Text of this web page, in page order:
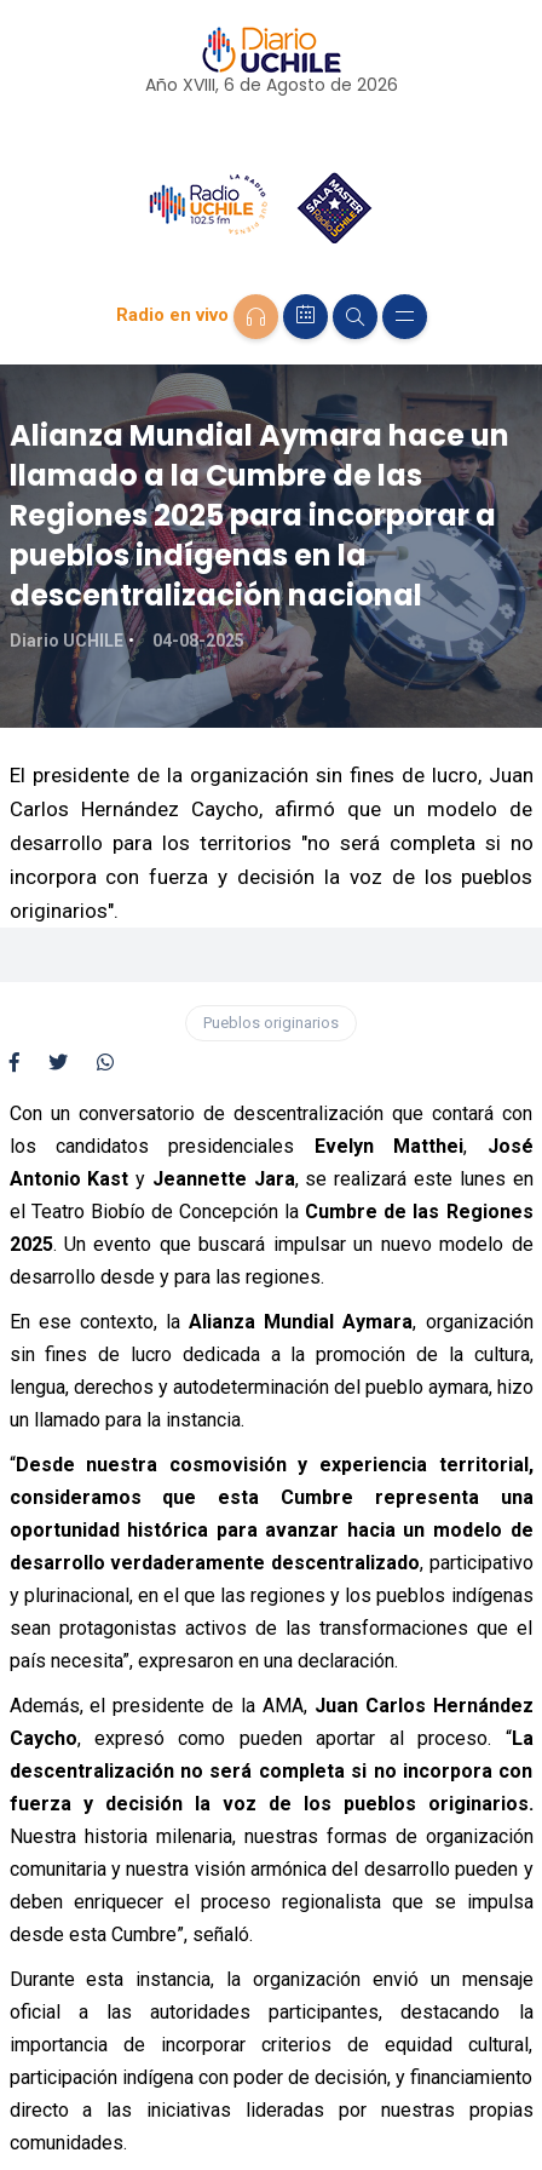
Año XVIII, 6 de Agosto de 2026
Radio en vivo
Alianza Mundial Aymara hace un
llamado a la Cumbre de las
Regiones 2025 para incorporar a
pueblos indígenas en la
descentralización nacional
Diario UCHILE 04-08-2025
El presidente de la organización sin fines de lucro, Juan
Carlos Hernández Caycho, afirmó que un modelo de
desarrollo para los territorios "no será completa si no
incorpora con fuerza y decisión la voz de los pueblos
originarios".
Pueblos originarios
Con un conversatorio de descentralización que contará con
los candidatos presidenciales Evelyn Matthei, José
Antonio Kast y Jeannette Jara, se realizará este lunes en
el Teatro Biobío de Concepción la Cumbre de las Regiones
2025. Un evento que buscará impulsar un nuevo modelo de
desarrollo desde y para las regiones.
En ese contexto, laAlianza Mundial Aymara, organización
sin fines de lucro dedicada a la promoción de la cultura,
lengua, derechos y autodeterminación del pueblo aymara, hizo
un llamado para la instancia.
“Desde nuestra cosmovisión y experiencia territorial,
consideramos que esta Cumbre representa una
oportunidad histórica para avanzar hacia un modelo de
desarrollo verdaderamente descentralizado, participativo
y plurinacional, en el que las regiones y los pueblos indígenas
sean protagonistas activos de las transformaciones que el
país necesita”, expresaron en una declaración.
Además, el presidente de la AMA,Juan Carlos Hernández
Caycho, expresó como pueden aportar al proceso. “La
descentralización no será completa si no incorpora con
fuerza y decisión la voz de los pueblos originarios.
Nuestra historia milenaria, nuestras formas de organización
comunitaria y nuestra visión armónica del desarrollo pueden y
deben enriquecer el proceso regionalista que se impulsa
desde esta Cumbre”, señaló.
Durante esta instancia, la organización envió un mensaje
oficial a las autoridades participantes, destacando la
importancia de incorporar criterios de equidad cultural,
participación indígena con poder de decisión, y financiamiento
directo a las iniciativas lideradas por nuestras propias
comunidades.